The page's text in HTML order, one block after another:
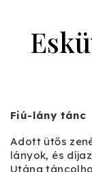
Fiú-lány tánc
Adott ütős
lányok, és
Utána